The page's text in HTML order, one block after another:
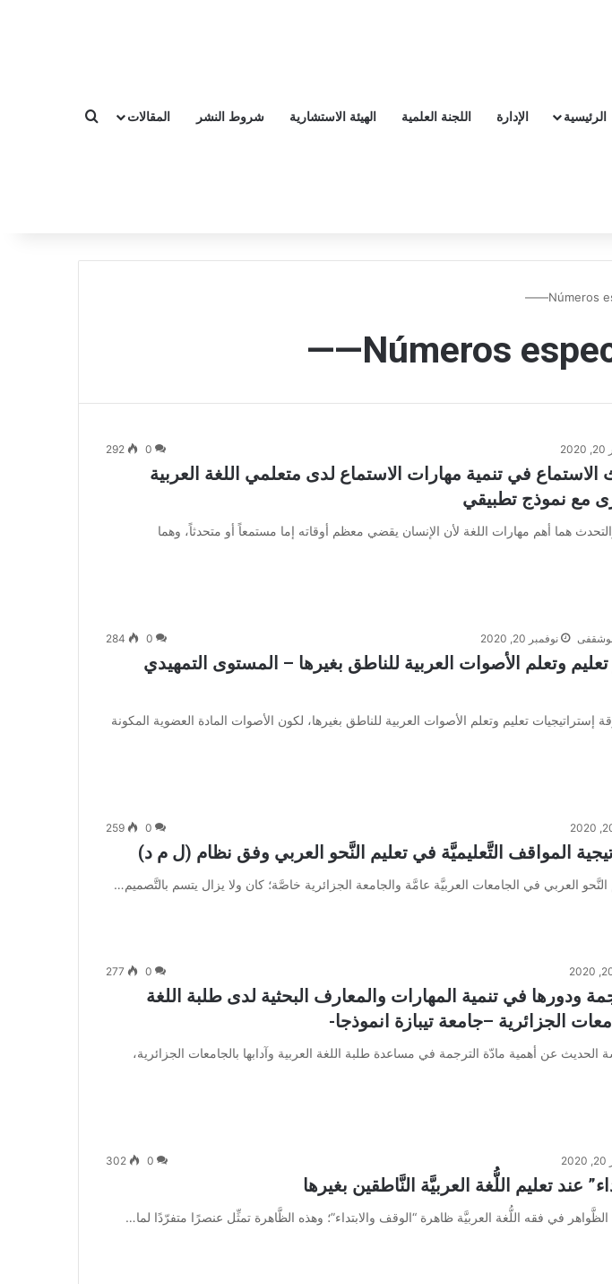
الرئيسية الإدارة اللجنة العلمية الهيئة الاستشارية شروط النشر المقالات
0
292
الاستماع في تنمية مهارات الاستماع لدى متعلمي اللغة العربية
مع نموذج تطبيقي
هما أهم مهارات اللغة لأن الإنسان يقضي معظم أوقاته إما مستمعاً أو متحدثاً، وهما
نوفمبر 20, 2020 0
284
تعليم وتعلم الأصوات العربية للناطق بغيرها – المستوى التمهيدي
تعليم وتعلم الأصوات العربية للناطق بغيرها، لكون الأصوات المادة العضوية المكونة
0
259
المواقف التَّعليميَّة في تعليم النَّحو العربي وفق نظام (ل م د)
النَّحو العربي في الجامعات العربيَّة عامَّة والجامعة الجزائرية خاصَّة؛ كان ولا يزال يتسم بالتَّصميم…
0
277
ودورها في تنمية المهارات والمعارف البحثية لدى طلبة اللغة
الجزائرية –جامعة تيبازة انموذجا-
عن أهمية مادّة الترجمة في مساعدة طلبة اللغة العربية وآدابها بالجامعات الجزائرية،
0
302
عند تعليم اللُّغة العربيَّة النَّاطقين بغيرها
في فقه اللُّغة العربيَّة ظاهرة “الوقف والابتداء”؛ وهذه الظَّاهرة تمثِّل عنصرًا متفرّدًا لما…